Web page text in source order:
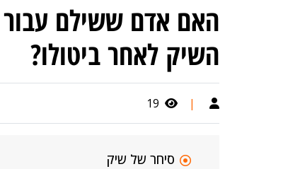
האם אדם ששילם עבור
השיק לאחר ביטולו?
|
19
סיחר של שיק